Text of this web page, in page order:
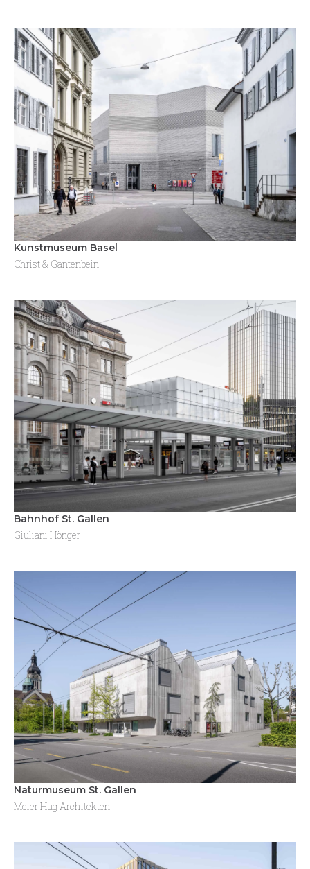
Kunstmuseum Basel
Christ & Gantenbein
Bahnhof St. Gallen
Giuliani Hönger
Naturmuseum St. Gallen
Meier Hug Architekten